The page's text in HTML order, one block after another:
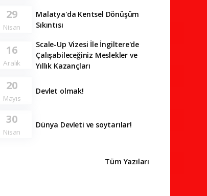
29
Nisan
Malatya'da Kentsel Dönüşüm
Sıkıntısı
16
Aralık
Scale-Up Vizesi İle İngiltere'de
Çalışabileceğiniz Meslekler ve
Yıllık Kazançları
20
Mayıs
Devlet olmak!
30
Nisan
Dünya Devleti ve soytarılar!
Tüm Yazıları